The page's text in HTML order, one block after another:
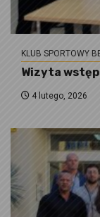
KLUB SPORTOWY
Wizyta
4 lutego, 2026